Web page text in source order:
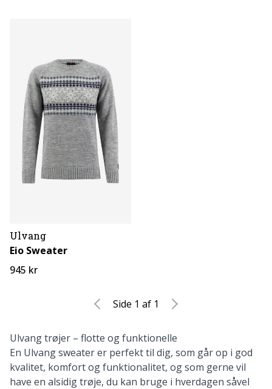
Ulvang
Eio Sweater
945 kr
Side 1 af 1
Ulvang trøjer – flotte og funktionelle
En Ulvang sweater er perfekt til dig, som går op i god
kvalitet, komfort og funktionalitet, og som gerne vil
have en alsidig trøje, du kan bruge i hverdagen såvel